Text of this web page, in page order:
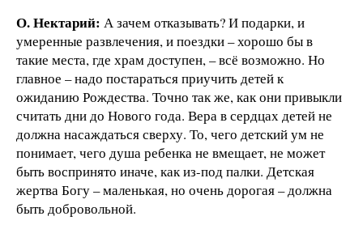
О. Нектарий: А зачем отказывать? И подарки, и
умеренные развлечения, и поездки – хорошо бы в
такие места, где храм доступен, – всё возможно. Но
главное – надо постараться приучить детей к
ожиданию Рождества. Точно так же, как они привыкли
считать дни до Нового года. Вера в сердцах детей не
должна насаждаться сверху. То, чего детский ум не
понимает, чего душа ребенка не вмещает, не может
быть воспринято иначе, как из-под палки. Детская
жертва Богу – маленькая, но очень дорогая – должна
быть добровольной.